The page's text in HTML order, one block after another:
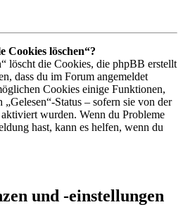
Cookies löschen“?
löscht die Cookies, die phpBB erstellt
dass du im Forum angemeldet
Cookies einige Funktionen,
Status – sofern sie von der
wurden. Wenn du Probleme
hast, kann es helfen, wenn du
und -einstellungen